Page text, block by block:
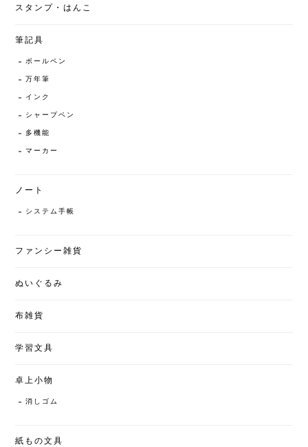
スタンプ・はんこ
筆記具
ボールペン
万年筆
インク
シャープペン
多機能
マーカー
ノート
システム手帳
ファンシー雑貨
ぬいぐるみ
布雑貨
学習文具
卓上小物
消しゴム
紙もの文具